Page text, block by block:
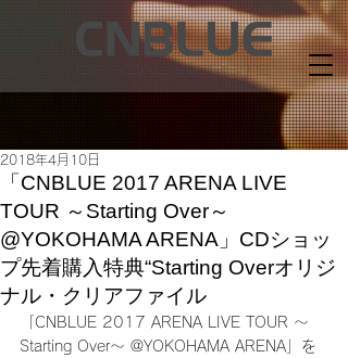
「CNBLUE 2017 ARENA LIVE
TOUR ～Starting Over～
@YOKOHAMA ARENA」CDショッ
プ先着購入特典“Starting Overオリジ
ナル・クリアファイル
2018年4月10日
「CNBLUE 2017 ARENA LIVE TOUR ～
Starting Over～ @YOKOHAMA ARENA」を